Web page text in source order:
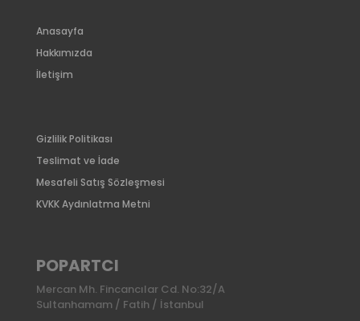
Anasayfa
Hakkımızda
İletişim
Gizlilik Politikası
Teslimat ve İade
Mesafeli Satış Sözleşmesi
KVKK Aydınlatma Metni
POPARTCI
Mercan Mh. Fincancılar Cd. No:32/A
Sultanhamam / Fatih / İstanbul